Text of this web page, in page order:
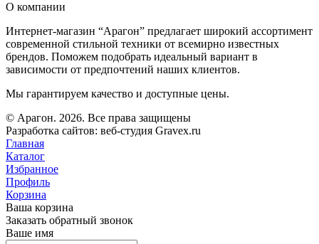
О компании
Интернет-магазин “Арагон” предлагает широкий ассортимент
современной стильной техники от всемирно известных
брендов. Поможем подобрать идеальный вариант в
зависимости от предпочтений наших клиентов.
Мы гарантируем качество и доступные цены.
© Арагон. 2026. Все права защищены
Разработка сайтов: веб-студия Gravex.ru
Главная
Каталог
Избранное
Профиль
Корзина
Ваша корзина
Заказать обратный звонок
Ваше имя